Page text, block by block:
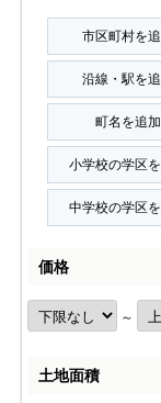
価格
～
土地面積